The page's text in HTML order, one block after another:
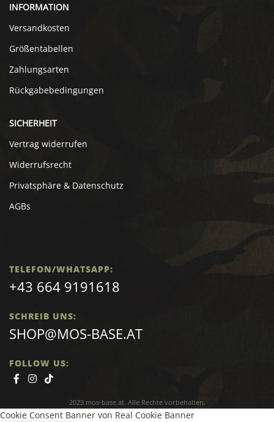
INFORMATION
Versandkosten
Größentabellen
Zahlungsarten
Rückgabebedingungen
SICHERHEIT
Vertrag widerrufen
Widerrufsrecht
Privatsphäre & Datenschutz
AGBs
TELEFON/WHATSAPP:
+43 664 9191618
SCHREIB UNS:
SHOP@MOS-BASE.AT
FOLLOW US:
2023 mos-base.at. Alle Rechte vorbehalten.
Cookie Consent Banner von Real Cookie Banner